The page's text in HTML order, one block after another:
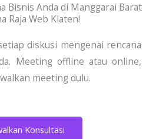
Bisnis Anda di Manggarai Barat
Raja Web Klaten!
diskusi mengenai rencana
Meeting offline atau online,
meeting dulu.
Konsultasi